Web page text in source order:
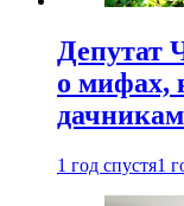
Депутат
о мифах,
дачникам
1 год спустя1